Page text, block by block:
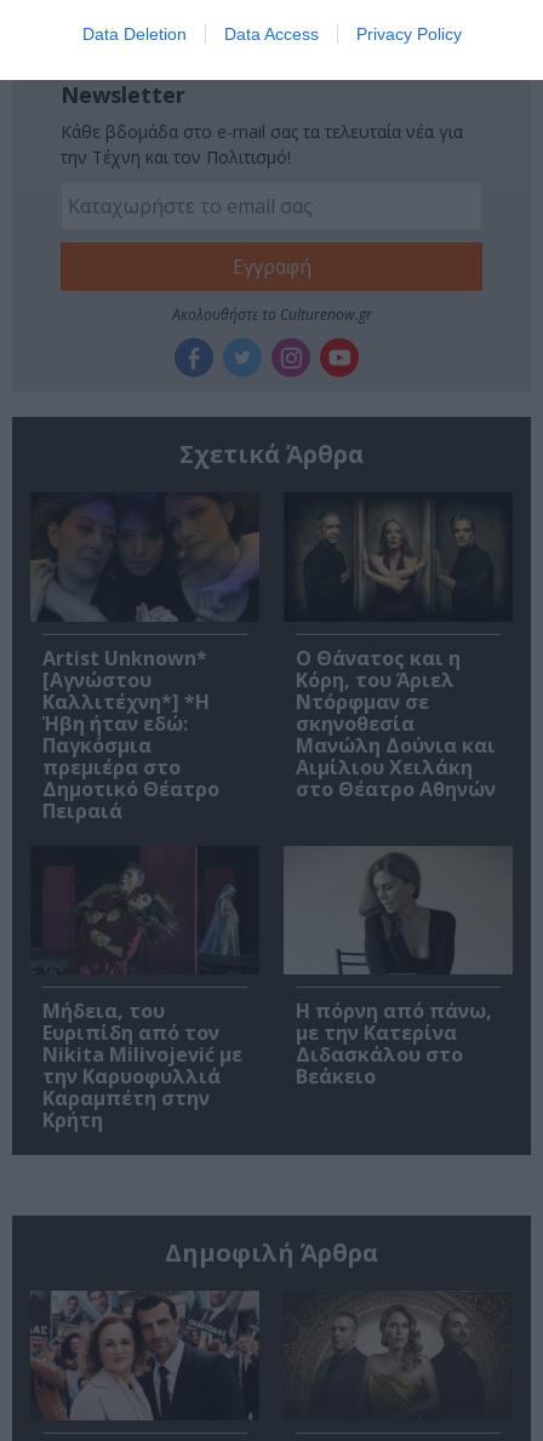
Data Deletion Data Access Privacy Policy
ΧΡΗΣΤΟΣ ΟΙΚΟΝΟΜΟΥ
Newsletter
Κάθε βδομάδα στο e-mail σας τα τελευταία νέα για
την Τέχνη και τον Πολιτισμό!
Ακολουθήστε το Culturenow.gr
Σχετικά Άρθρα
Artist Unknown*
[Αγνώστου
Καλλιτέχνη*] *Η
Ήβη ήταν εδώ:
Παγκόσμια
πρεμιέρα στο
Δημοτικό Θέατρο
Πειραιά
Ο Θάνατος και η
Κόρη, του Άριελ
Ντόρφμαν σε
σκηνοθεσία
Μανώλη Δούνια και
Αιμίλιου Χειλάκη
στο Θέατρο Αθηνών
Μήδεια, του
Ευριπίδη από τον
Nikita Milivojević με
την Καρυοφυλλιά
Καραμπέτη στην
Κρήτη
Η πόρνη από πάνω,
με την Κατερίνα
Διδασκάλου στο
Βεάκειο
Δημοφιλή Άρθρα